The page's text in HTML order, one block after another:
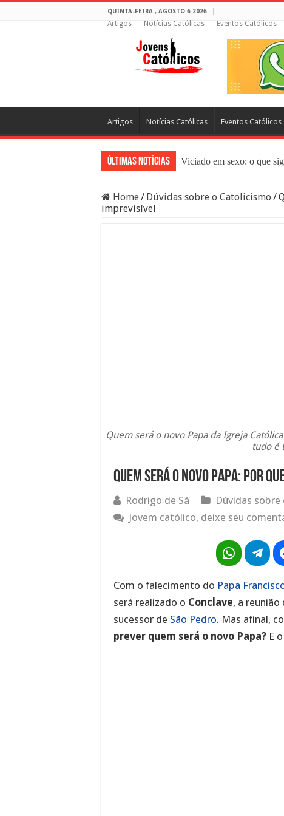
QUINTA-FEIRA , AGOSTO 6 2026
Artigos Notícias Católicas Eventos Católicos
Artigos Notícias Católicas Eventos Católicos
Últimas Notícias
Viciado em sexo: o que
Filme Sagrado Coração –
Home/ Dúvidas sobre o Catolicismo /
imprevisível
Quem será o novo Papa da Igreja
tudo é
Quem será o novo Papa: Por
Rodrigo de Sá
Dúvidas
Jovem católico, deixe seu
Com o falecimento do Papa
será realizado o Conclave, a
sucessor de São Pedro. Mas afinal,
prever quem será o novo Papa? E